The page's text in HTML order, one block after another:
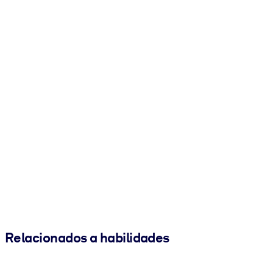
Relacionados a habilidades